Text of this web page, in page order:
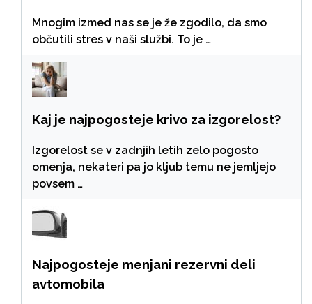
Mnogim izmed nas se je že zgodilo, da smo
občutili stres v naši službi. To je …
Kaj je najpogosteje krivo za izgorelost?
Izgorelost se v zadnjih letih zelo pogosto
omenja, nekateri pa jo kljub temu ne jemljejo
povsem …
Najpogosteje menjani rezervni deli
avtomobila